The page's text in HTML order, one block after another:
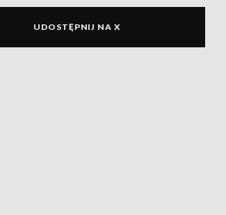
UDOSTĘPNIJ NA X